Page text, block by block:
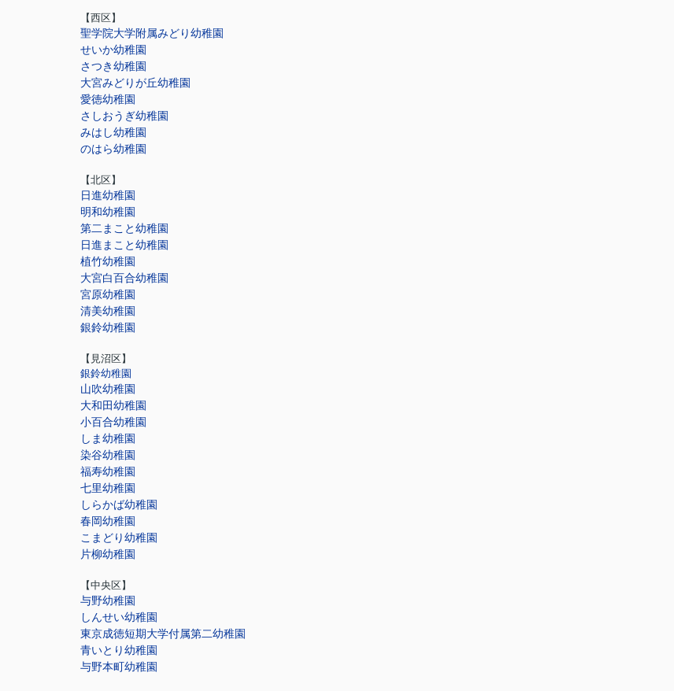
【西区】
聖学院大学附属みどり幼稚園
せいか幼稚園
さつき幼稚園
大宮みどりが丘幼稚園
愛徳幼稚園
さしおうぎ幼稚園
みはし幼稚園
のはら幼稚園
【北区】
日進幼稚園
明和幼稚園
第二まこと幼稚園
日進まこと幼稚園
植竹幼稚園
大宮白百合幼稚園
宮原幼稚園
清美幼稚園
銀鈴幼稚園
【見沼区】
銀鈴幼稚園
山吹幼稚園
大和田幼稚園
小百合幼稚園
しま幼稚園
染谷幼稚園
福寿幼稚園
七里幼稚園
しらかば幼稚園
春岡幼稚園
こまどり幼稚園
片柳幼稚園
【中央区】
与野幼稚園
しんせい幼稚園
東京成徳短期大学付属第二幼稚園
青いとり幼稚園
与野本町幼稚園